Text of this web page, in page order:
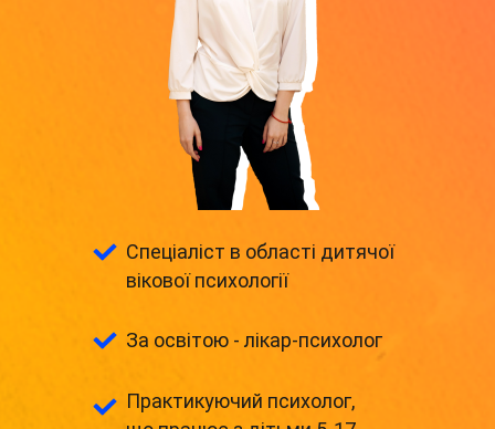
За освітою - лікар-психолог
Практикуючий психолог,
Спеціаліст в області дитячої
вікової психології